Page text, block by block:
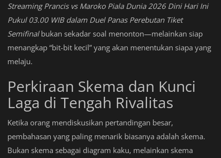
Streaming Prancis vs Maroko Piala Dunia 2026 Dini Hari Ini
Pukul 03.00 WIB dalam Duel Panas Perebutan Tiket
Semifinalbukan sekadar soal menonton—melainkan siap
menangkap “bit-bit kecil” yang akan menentukan siapa yang
melaju.
Perkiraan Skema dan Kunci
Laga di Tengah Rivalitas
Ketika orang mendiskusikan pertandingan besar,
pembahasan yang paling menarik biasanya adalah skema.
Bukan skema sebagai diagram kaku, melainkan skema